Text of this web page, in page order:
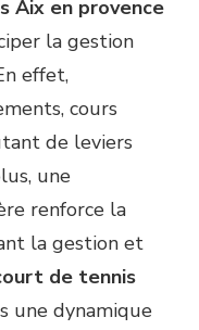
Aix en provence
la gestion
effet,
cours
de leviers
une
renforce la
la gestion et
de tennis
une dynamique